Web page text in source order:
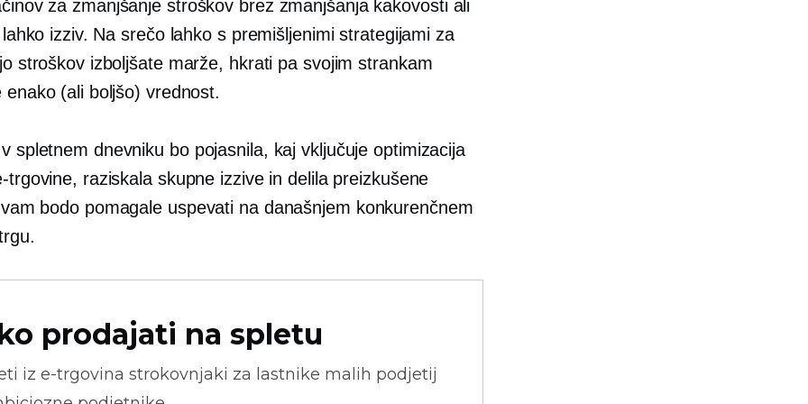
za zmanjšanje stroškov brez zmanjšanja kakovosti ali
izziv. Na srečo lahko s premišljenimi strategijami za
stroškov izboljšate marže, hkrati pa svojim strankam
enako (ali boljšo) vrednost.
spletnem dnevniku bo pojasnila, kaj vključuje optimizacija
trgovine, raziskala skupne izzive in delila preizkušene
bodo pomagale uspevati na današnjem konkurenčnem
prodajati na spletu
iz e-trgovina strokovnjaki za lastnike malih podjetij